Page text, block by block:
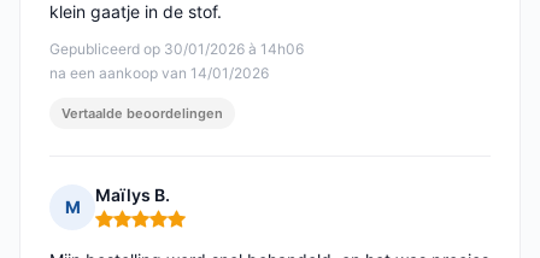
Gepubliceerd op 30/01/2026 à 14h06
na een aankoop van 14/01/2026
klein gaatje in de stof.
Vertaalde beoordelingen
M
Maïlys B.
Opmerking: 5 van 5